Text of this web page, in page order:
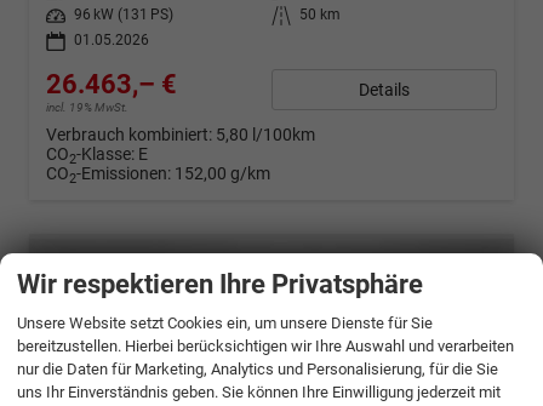
Leistung
96 kW (131 PS) Kilometerstand
50 km
01.05.2026
26.463,– €
incl. 19% MwSt.
Details
Verbrauch kombiniert: 5,80 l/100km
CO2-Klasse: E
CO2-Emissionen: 152,00 g/km
Wir respektieren Ihre Privatsphäre
Unsere Website setzt Cookies ein, um unsere Dienste für Sie
bereitzustellen. Hierbei berücksichtigen wir Ihre Auswahl und verarbeiten
nur die Daten für Marketing, Analytics und Personalisierung, für die Sie
uns Ihr Einverständnis geben. Sie können Ihre Einwilligung jederzeit mit